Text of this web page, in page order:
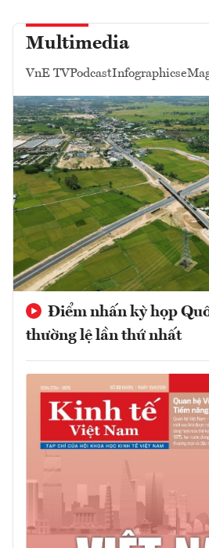
Multimedia
VnE TVPodcastInfographics
Điểm nhấn kỳ họp
thường lệ lần thứ nhất